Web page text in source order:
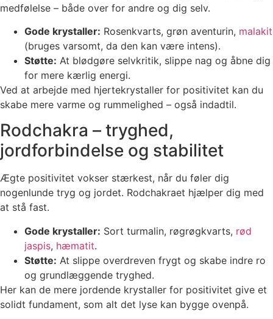
medfølelse – både over for andre og dig selv.
Gode krystaller: Rosenkvarts, grøn aventurin, malakit
(bruges varsomt, da den kan være intens).
Støtte: At blødgøre selvkritik, slippe nag og åbne dig
for mere kærlig energi.
Ved at arbejde med hjertekrystaller for positivitet kan du
skabe mere varme og rummelighed – også indadtil.
Rodchakra – tryghed,
jordforbindelse og stabilitet
Ægte positivitet vokser stærkest, når du føler dig
nogenlunde tryg og jordet. Rodchakraet hjælper dig med
at stå fast.
Gode krystaller: Sort turmalin, røgrøgkvarts, rød
jaspis, hæmatit.
Støtte: At slippe overdreven frygt og skabe indre ro
og grundlæggende tryghed.
Her kan de mere jordende krystaller for positivitet give et
solidt fundament, som alt det lyse kan bygge ovenpå.